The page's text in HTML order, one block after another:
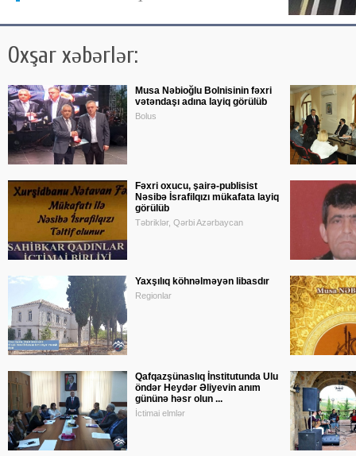
Oxşar xəbərlər:
Musa Nəbioğlu Bolnisinin fəxri
vətəndaşı adına layiq görülüb
Bolus
Fəxri oxucu, şairə-publisist
Nəsibə İsrafilqızı mükafata layiq
görülüb
Təbriklər, Qərbi Azərbaycan
Yaxşılıq köhnəlməyən libasdır
Regionlar
Qafqazşünaslıq İnstitutunda Ulu
öndər Heydər Əliyevin anım
gününə həsr olun ...
İctimai elmlər